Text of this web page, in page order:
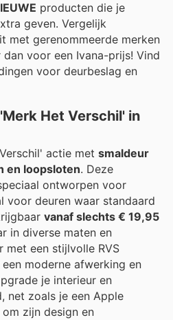
producten die je
geven. Vergelijk
met gerenommeerde merken
voor een Ivana-prijs! Vind
voor deurbeslag en
Het Verschil' in
actie met smaldeur
en loopsloten. Deze
ontworpen voor
voor deuren waar standaard
vanaf slechts € 19,95
in diverse maten en
met een stijlvolle RVS
moderne afwerking en
je interieur en
net zoals je een Apple
zijn design en